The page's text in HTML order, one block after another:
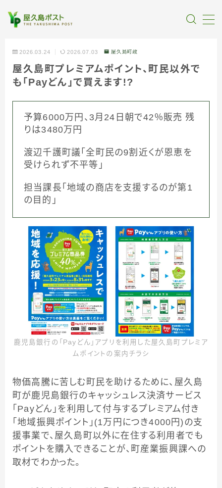
全記事カテゴリー
私たちについて
受賞・報道
情報提供
2026.03.24 2026.07.03 屋久島町政
屋久島町プレミアムポイント、町民以外で
も「Payどん」で買えます!?
予算6000万円、3月24日朝で42％販売 残
りは3480万円
渡辺千護町議「全町民の9割近くが恩恵を
受けられず不平等」
担当課長「地域の商店を支援するのが第1
の目的」
鹿児島銀行の「Payどん」アプリを利用した屋久島町プレミア
ムポイントの案内チラシ
物価高騰に苦しむ町民を助けるために、屋久島
町が鹿児島銀行のキャッシュレス決済サービス
「Payどん」を利用して付与するプレミアム付き
「地域振興ポイント」(1万円につき4000円)の支
援事業で、屋久島町以外に在住する利用者でも
ポイントを購入できることが、町産業振興課への
取材でわかった。